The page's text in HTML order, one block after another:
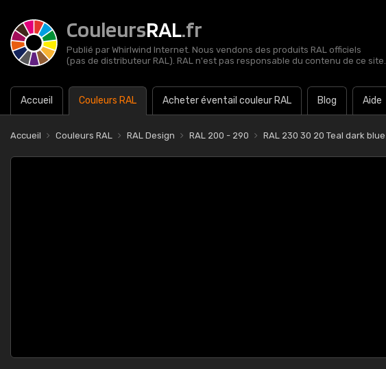
CouleursRAL.fr
Publié par Whirlwind Internet. Nous vendons des produits RAL officiels
(pas de distributeur RAL). RAL n'est pas responsable du contenu de ce site.
Accueil Couleurs RAL Acheter éventail couleur RAL Blog Aide
Accueil Couleurs RAL RAL Design RAL 200 - 290 RAL 230 30 20 Teal dark blue